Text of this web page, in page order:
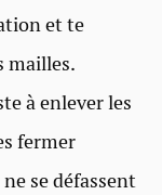
et te
mailles.
à enlever les
fermer
se défassent